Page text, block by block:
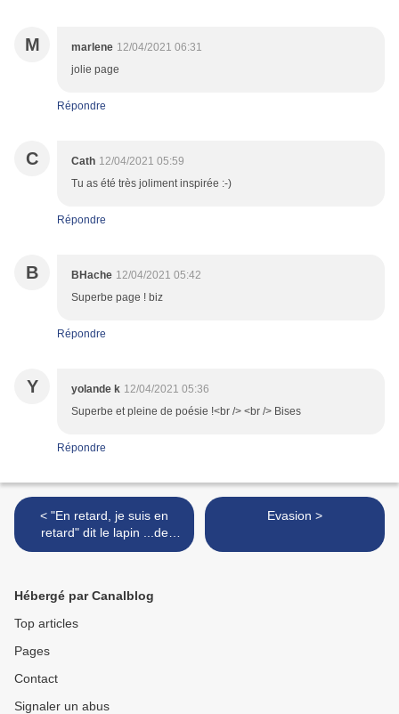
M marlene 12/04/2021 06:31
jolie page
Répondre
C Cath 12/04/2021 05:59
Tu as été très joliment inspirée :-)
Répondre
B BHache 12/04/2021 05:42
Superbe page ! biz
Répondre
Y yolande k 12/04/2021 05:36
Superbe et pleine de poésie !<br /> <br /> Bises
Répondre
< "En retard, je suis en
retard" dit le lapin ...de
Pâques ;)
Evasion >
Hébergé par Canalblog
Top articles
Pages
Contact
Signaler un abus